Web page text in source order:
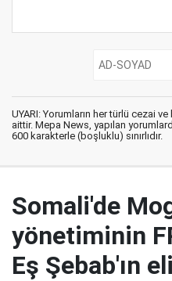
UYARI: Yorumların her türlü cezai
aittir. Mepa News, yapılan
600 karakterle (boşluklu) sınırlıdır.
Somali'de
yönetiminin
Eş Şebab'ın